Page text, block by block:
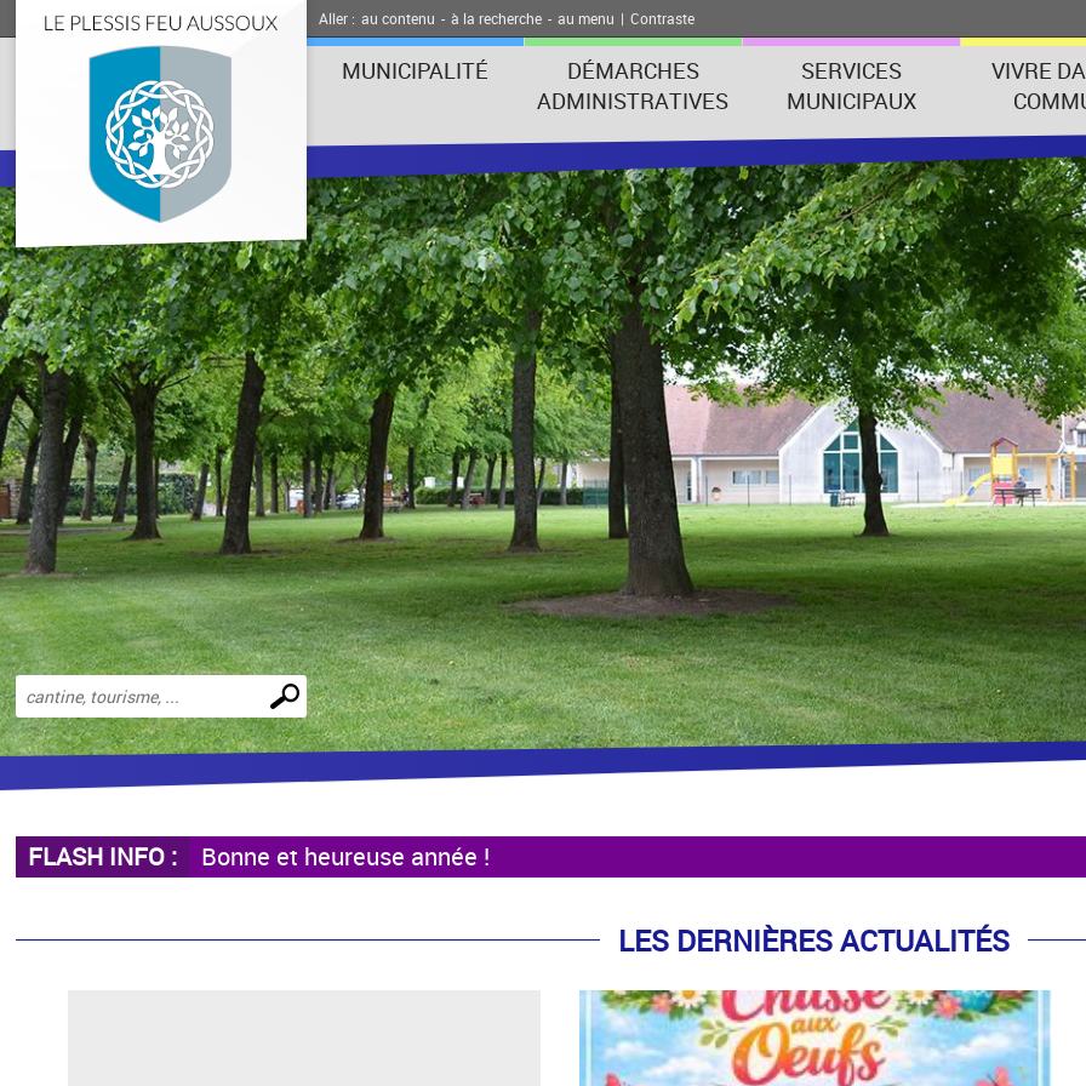
Aller : au contenu - à la recherche - au menu | Contraste
MUNICIPALITÉ
DÉMARCHES
ADMINISTRATIVES
SERVICES
MUNICIPAUX
VIVRE
Effectuer
une
recherche
FLASH INFO : Bonne et heureuse année !
LES DERNIÈRES ACTUALITÉS